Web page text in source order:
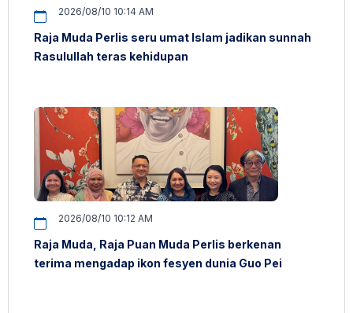
2026/08/10 10:14 AM
Raja Muda Perlis seru umat Islam jadikan sunnah
Rasulullah teras kehidupan
2026/08/10 10:12 AM
Raja Muda, Raja Puan Muda Perlis berkenan
terima mengadap ikon fesyen dunia Guo Pei